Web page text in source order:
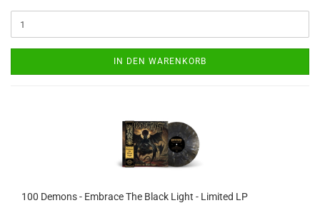
IN DEN WARENKORB
100 Demons - Embrace The Black Light - Limited LP